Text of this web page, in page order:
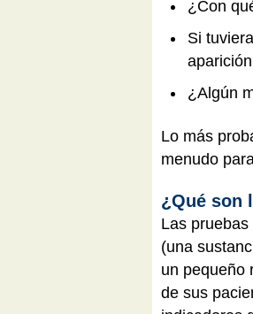
¿Con
Si
¿Algún
Lo más
menudo
¿Qué son
Las
(una
un pequeño
de sus